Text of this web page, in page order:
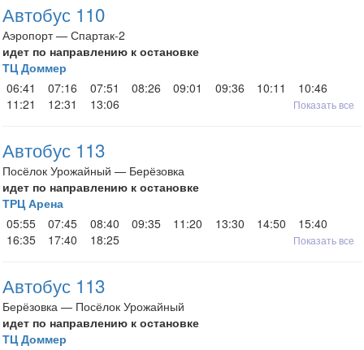
Автобус 110
Аэропорт — Спартак-2
идет по направлению к остановке
ТЦ Доммер
06:41
07:16 07:51 08:26 09:01 09:36 10:11
10:46
11:21
12:31 13:06 Показать все
Автобус 113
Посёлок Урожайный — Берёзовка
идет по направлению к остановке
ТРЦ Арена
05:55
07:45 08:40 09:35 11:20 13:30 14:50
15:40
16:35
17:40 18:25 Показать все
Автобус 113
Берёзовка — Посёлок Урожайный
идет по направлению к остановке
ТЦ Доммер